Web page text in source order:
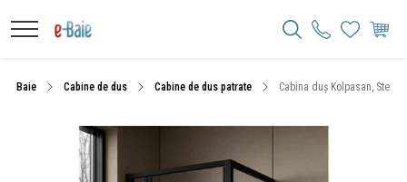
Baie Cabine de dus Cabine de dus patrate Cabina duș Kolpasan,